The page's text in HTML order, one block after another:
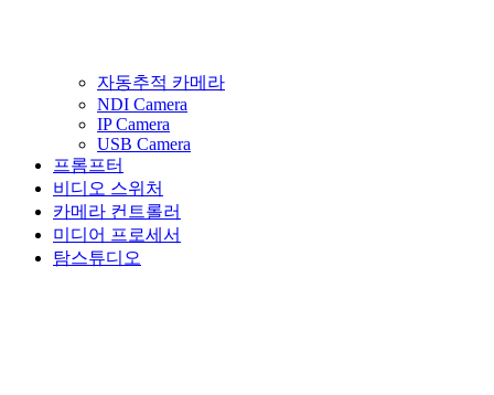
자동추적 카메라
NDI Camera
IP Camera
USB Camera
프롬프터
비디오 스위처
카메라 컨트롤러
미디어 프로세서
탐스튜디오